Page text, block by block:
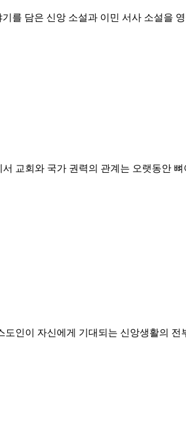
를 담은 신앙 소설과 이민 서사 소설을
교회와 국가 권력의 관계는 오랫동안
인이 자신에게 기대되는 신앙생활의